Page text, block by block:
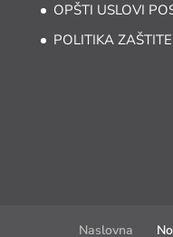
OPŠTI USLOVI
POLITIKA
Naslovna